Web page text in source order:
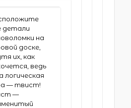
детали
на
доске,
их, как
ведь
логическая
— твист!
—